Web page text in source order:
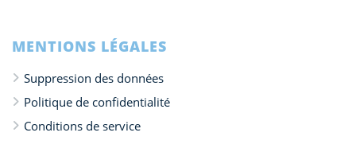
MENTIONS LÉGALES
Suppression des données
Politique de confidentialité
Conditions de service